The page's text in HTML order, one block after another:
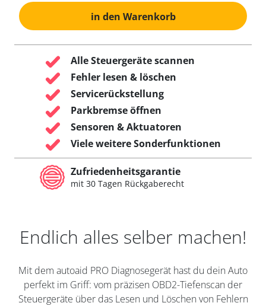
in den Warenkorb
Alle Steuergeräte scannen
Fehler lesen & löschen
Servicerückstellung
Parkbremse öffnen
Sensoren & Aktuatoren
Viele weitere Sonderfunktionen
Zufriedenheitsgarantie
mit 30 Tagen Rückgaberecht
Endlich alles selber machen!
Mit dem autoaid PRO Diagnosegerät hast du dein Auto
perfekt im Griff: vom präzisen OBD2-Tiefenscan der
Steuergeräte über das Lesen und Löschen von Fehlern